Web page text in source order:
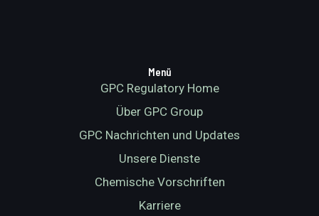
Menü
GPC Regulatory Home
Über GPC Group
GPC Nachrichten und Updates
Unsere Dienste
Chemische Vorschriften
Karriere